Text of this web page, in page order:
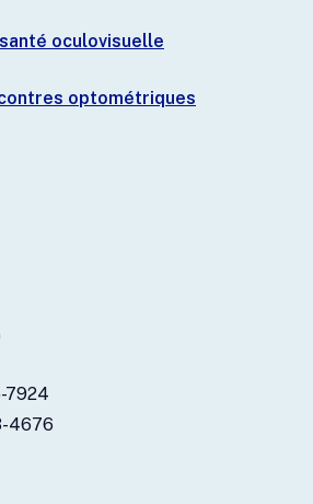
oculovisuelle
optométriques
7924
4676